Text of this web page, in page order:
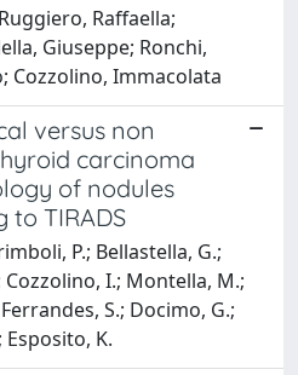
Raffaella;
Giuseppe; Ronchi,
Cozzolino, Immacolata
versus non
carcinoma
of nodules
to TIRADS
P.; Bellastella, G.;
Cozzolino, I.; Montella, M.;
S.; Docimo, G.;
Esposito, K.